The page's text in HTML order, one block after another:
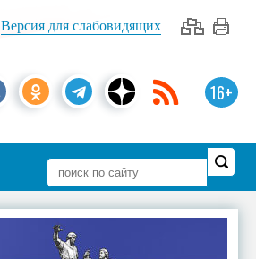
Версия для слабовидящих
16+